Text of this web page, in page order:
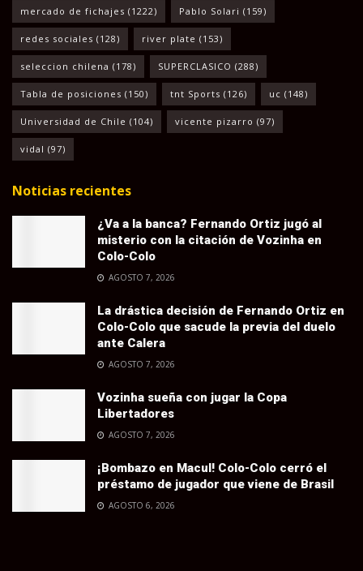
mercado de fichajes (1222) Pablo Solari (159)
redes sociales (128) river plate (153)
seleccion chilena (178) SUPERCLASICO (288)
Tabla de posiciones (150) tnt Sports (126) uc (148)
Universidad de Chile (104) vicente pizarro (97)
vidal (97)
Noticias recientes
¿Va a la banca? Fernando Ortiz jugó al
misterio con la citación de Vozinha en
Colo-Colo
AGOSTO 7, 2026
La drástica decisión de Fernando Ortiz en
Colo-Colo que sacude la previa del duelo
ante Calera
AGOSTO 7, 2026
Vozinha sueña con jugar la Copa
Libertadores
AGOSTO 7, 2026
¡Bombazo en Macul! Colo-Colo cerró el
préstamo de jugador que viene de Brasil
AGOSTO 6, 2026